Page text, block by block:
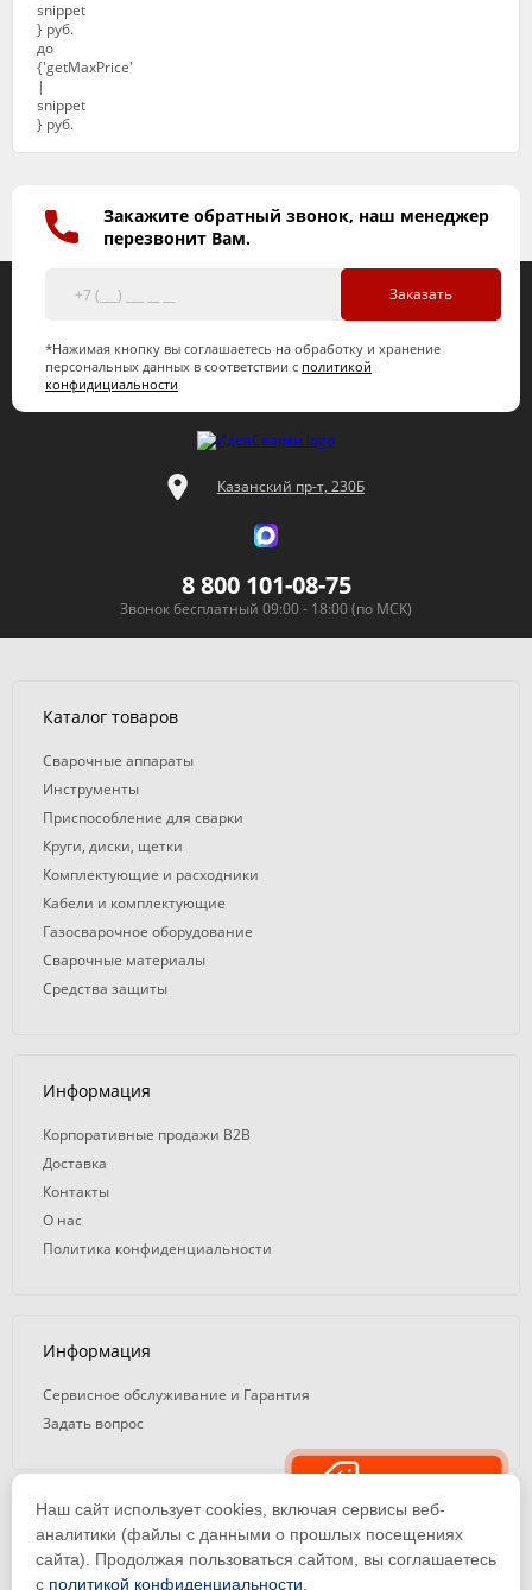
Закажите обратный звонок, наш менеджер
перезвонит Вам.
Заказать
*Нажимая кнопку вы соглашаетесь на обработку и хранение
персональных данных в соответствии с политикой
конфидициальности
Казанский пр-т, 230Б
8 800 101-08-75
Звонок бесплатный 09:00 - 18:00 (по МСК)
Каталог товаров
Сварочные аппараты
Инструменты
Приспособление для сварки
Круги, диски, щетки
Комплектующие и расходники
Кабели и комплектующие
Газосварочное оборудование
Сварочные материалы
Средства защиты
Информация
Корпоративные продажи B2B
Доставка
Контакты
О нас
Политика конфиденциальности
Информация
Сервисное обслуживание и Гарантия
Задать вопрос
© 2008 — 2026. ООО «ТК Вэлд Плюс»
Email: ideasvarki@wp116.ru
Тел.: 8 800 101-08-75 (с 10:00 до 19:00)
Наш сайт использует cookies, включая сервисы веб-
аналитики (файлы с данными о прошлых посещениях
сайта). Продолжая пользоваться сайтом, вы соглашаетесь
с политикой конфиденциальности